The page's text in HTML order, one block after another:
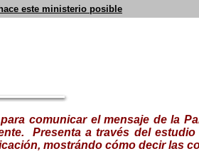
este ministerio posible
comunicar el mensaje de la
Presenta a través del
mostrándo cómo decir las